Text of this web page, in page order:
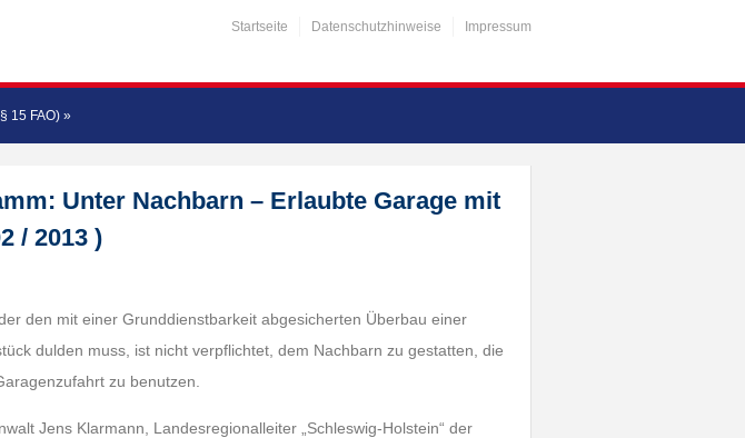
Startseite Datenschutzhinweise Impressum
15 FAO) »
Unter Nachbarn – Erlaubte Garage mit
/ 2013 )
den mit einer Grunddienstbarkeit abgesicherten Überbau einer
dulden muss, ist nicht verpflichtet, dem Nachbarn zu gestatten, die
zu benutzen.
Jens Klarmann, Landesregionalleiter „Schleswig-Holstein“ der